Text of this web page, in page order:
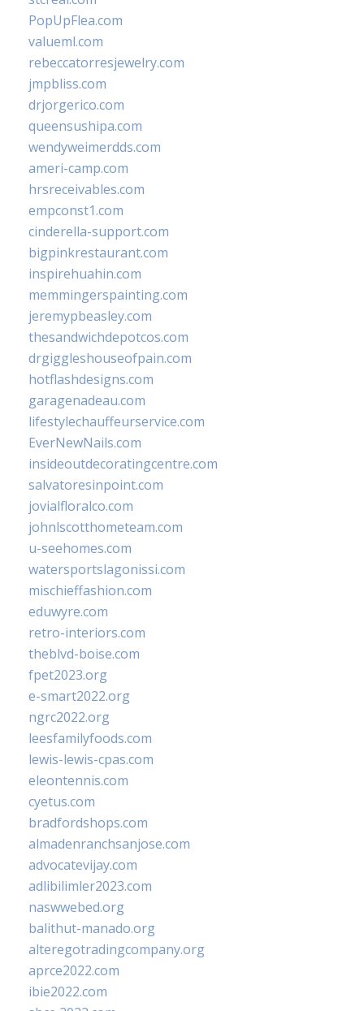
PopUpFlea.com
valueml.com
rebeccatorresjewelry.com
jmpbliss.com
drjorgerico.com
queensushipa.com
wendyweimerdds.com
ameri-camp.com
hrsreceivables.com
empconst1.com
cinderella-support.com
bigpinkrestaurant.com
inspirehuahin.com
memmingerspainting.com
jeremypbeasley.com
thesandwichdepotcos.com
drgiggleshouseofpain.com
hotflashdesigns.com
garagenadeau.com
lifestylechauffeurservice.com
EverNewNails.com
insideoutdecoratingcentre.com
salvatoresinpoint.com
jovialfloralco.com
johnlscotthometeam.com
u-seehomes.com
watersportslagonissi.com
mischieffashion.com
eduwyre.com
retro-interiors.com
theblvd-boise.com
fpet2023.org
e-smart2022.org
ngrc2022.org
leesfamilyfoods.com
lewis-lewis-cpas.com
eleontennis.com
cyetus.com
bradfordshops.com
almadenranchsanjose.com
advocatevijay.com
adlibilimler2023.com
naswwebed.org
balithut-manado.org
alteregotradingcompany.org
aprce2022.com
ibie2022.com